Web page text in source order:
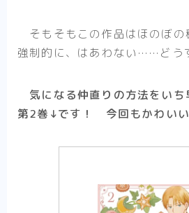
不徳のギルド（アニメ）
悪役令嬢転生おじさん
アニメ
（Helck）の物語【まとめ
【アニメ】筋肉はすべて
そもそもこの作品はほのぼの
強制的に、はあわない……どう
気になる仲直りの方法をいち
第2巻↓です！ 今回もかわいい